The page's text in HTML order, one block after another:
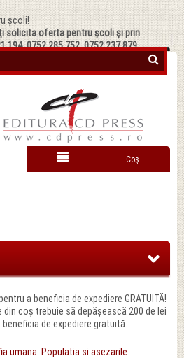
școli!
solicita oferta pentru școli și prin
0752.285.752, 0752.237.879
Coş
a beneficia de expediere GRATUITĂ!
coș trebuie să depășească 200 de lei
de expediere gratuită.
umana. Populatia si asezarile